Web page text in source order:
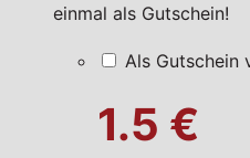
einmal als Gutschein!
Als Gutschein
1.5 €